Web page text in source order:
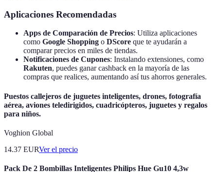
Aplicaciones Recomendadas
Apps de Comparación de Precios: Utiliza aplicaciones
como Google Shopping o DScore que te ayudarán a
comparar precios en miles de tiendas.
Notificaciones de Cupones: Instalando extensiones, como
Rakuten, puedes ganar cashback en la mayoría de las
compras que realices, aumentando así tus ahorros generales.
Puestos callejeros de juguetes inteligentes, drones, fotografía
aérea, aviones teledirigidos, cuadricópteros, juguetes y regalos
para niños.
Voghion Global
14.37 EURVer el precio
Pack De 2 Bombillas Inteligentes Philips Hue Gu10 4,3w